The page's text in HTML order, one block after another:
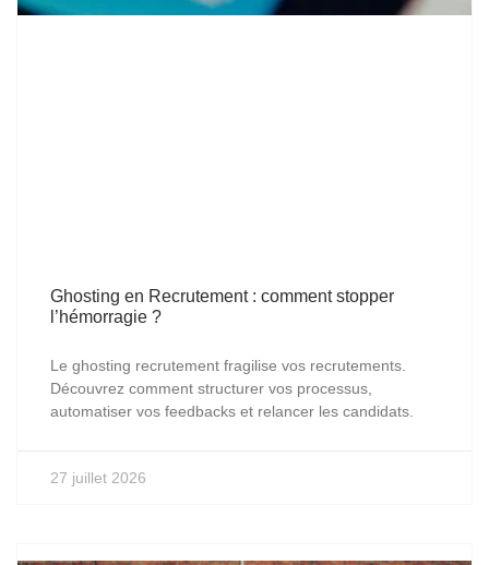
Ghosting en Recrutement : comment stopper
l’hémorragie ?
Le ghosting recrutement fragilise vos recrutements.
Découvrez comment structurer vos processus,
automatiser vos feedbacks et relancer les candidats.
27 juillet 2026